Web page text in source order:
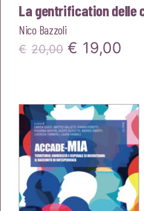
La gentrification delle
Nico Bazzoli
€ 20,00 Il
era:
€20,00.
€ 19,00
è: